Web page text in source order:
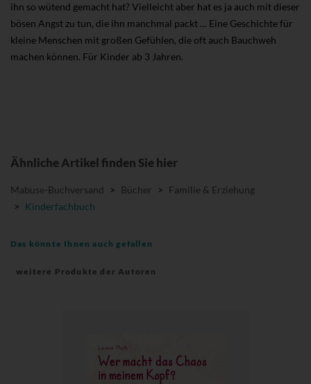
ihn so wütend gemacht hat? Vielleicht aber hat es ja auch mit dieser
bösen Angst zu tun, die ihn manchmal packt … Eine Geschichte für
kleine Menschen mit großen Gefühlen, die oft auch Bauchweh
machen können. Für Kinder ab 3 Jahren.
Ähnliche Artikel finden Sie hier
Mabuse-Buchversand > Bücher > Familie & Erziehung
> Kinderfachbuch
Das könnte Ihnen auch gefallen
weitere Produkte der Autoren